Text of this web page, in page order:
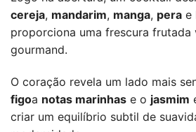
cereja, mandarim, manga, pera e
proporciona uma frescura frutada
gourmand.
O coração revela um lado mais
figoa notas marinhas e o jasmim
criar um equilíbrio subtil de